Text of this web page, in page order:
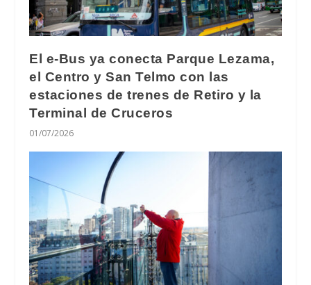
El e-Bus ya conecta Parque Lezama,
el Centro y San Telmo con las
estaciones de trenes de Retiro y la
Terminal de Cruceros
01/07/2026